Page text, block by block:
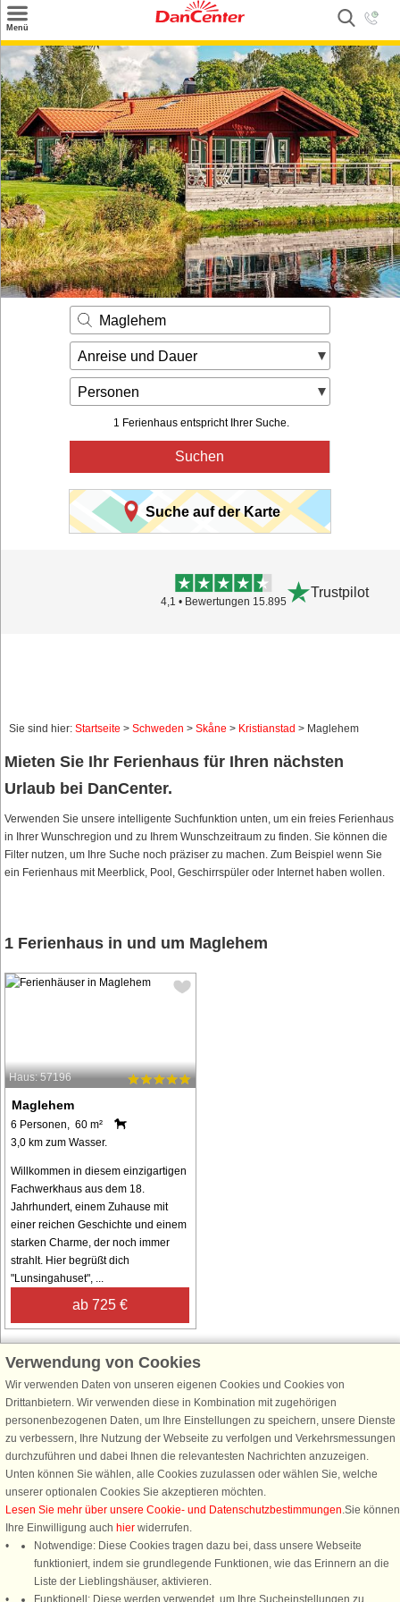
Menü
Suchen
Urlaubsziele
Weitere Urlaubsziele
Angebote
Inspiration
Kontakt
Gut zu wissen
Login
Maglehem
Anreise und Dauer
Personen
1 Ferienhaus entspricht Ihrer Suche.
Suchen
Suche auf der Karte
4,1 • Bewertungen 15.895
Trustpilot
Sie sind hier: Startseite > Schweden > Skåne > Kristianstad > Maglehem
Mieten Sie Ihr Ferienhaus für Ihren nächsten
Urlaub bei DanCenter.
Verwenden Sie unsere intelligente Suchfunktion unten, um ein freies Ferienhaus
in Ihrer Wunschregion und zu Ihrem Wunschzeitraum zu finden. Sie können die
Filter nutzen, um Ihre Suche noch präziser zu machen. Zum Beispiel wenn Sie
ein Ferienhaus mit Meerblick, Pool, Geschirrspüler oder Internet haben wollen.
1 Ferienhaus in und um Maglehem
Haus: 57196
Maglehem
6 Personen, 60 m²
3,0 km zum Wasser.
Willkommen in diesem einzigartigen
Fachwerkhaus aus dem 18.
Jahrhundert, einem Zuhause mit
einer reichen Geschichte und einem
starken Charme, der noch immer
strahlt. Hier begrüßt dich
"Lunsingahuset", ...
ab 725 €
Schließen Sie sich 100.000 Ferienhaus-Fans an
Erhalten Sie einen Willkommensgutschein von 25 €für Ihren nächsten
Ferienhausurlaub - melden Sie sich einfach für den DanCenter Newsletter
an. Verpassen Sie nie wieder exklusive Angebote, Gewinnspiele und
Urlaubstipps!
Newsletter abonnieren
Verwendung von Cookies
Wir verwenden Daten von unseren eigenen Cookies und Cookies von
Drittanbietern. Wir verwenden diese in Kombination mit zugehörigen
personenbezogenen Daten, um Ihre Einstellungen zu speichern, unsere Dienste
zu verbessern, Ihre Nutzung der Webseite zu verfolgen und Verkehrsmessungen
durchzuführen und dabei Ihnen die relevantesten Nachrichten anzuzeigen.
Unten können Sie wählen, alle Cookies zuzulassen oder wählen Sie, welche
unserer optionalen Cookies Sie akzeptieren möchten.
Lesen Sie mehr über unsere Cookie- und Datenschutzbestimmungen.Sie können
Ihre Einwilligung auch hier widerrufen.
Notwendige: Diese Cookies tragen dazu bei, dass unsere Webseite
funktioniert, indem sie grundlegende Funktionen, wie das Erinnern an die
Liste der Lieblingshäuser, aktivieren.
Funktionell: Diese werden verwendet, um Ihre Sucheinstellungen zu